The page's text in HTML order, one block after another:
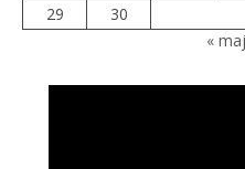
29
30
« maj